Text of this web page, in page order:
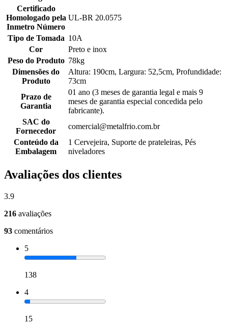
Certificado
Homologado pela
Inmetro Número
UL-BR 20.0575
Tipo de Tomada 10A
Cor
Preto e inox
Peso do Produto 78kg
Dimensões do
Produto
Altura: 190cm, Largura: 52,5cm, Profundidade:
73cm
Prazo de
Garantia
01 ano (3 meses de garantia legal e mais 9
meses de garantia especial concedida pelo
fabricante).
SAC do
Fornecedor
comercial@metalfrio.com.br
Conteúdo da
Embalagem
1 Cervejeira, Suporte de prateleiras, Pés
niveladores
Avaliações dos clientes
3.9
216 avaliações
93 comentários
5
138
4
15